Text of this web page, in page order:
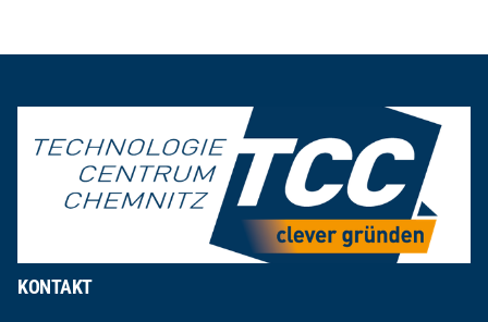
KONTAKT